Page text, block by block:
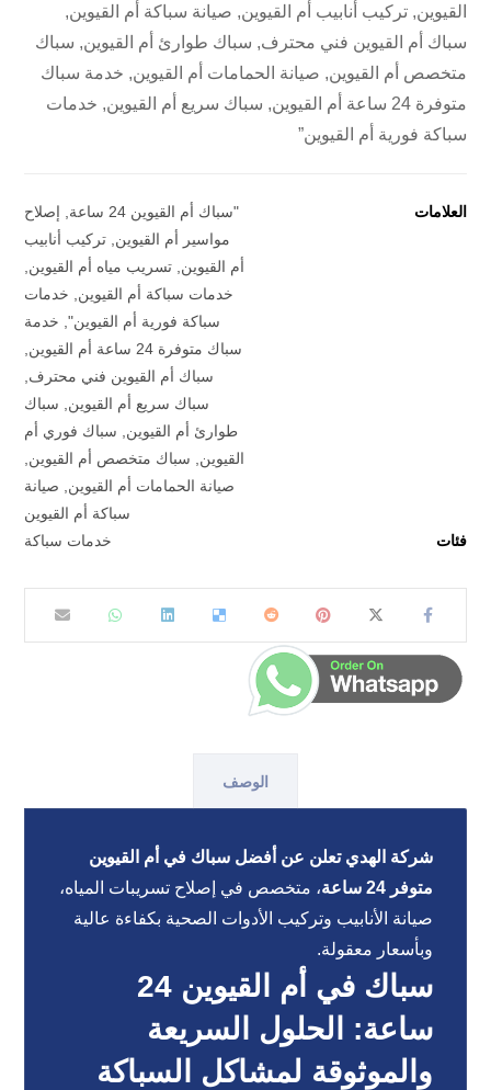
القيوين, تركيب أنابيب أم القيوين, صيانة سباكة أم القيوين,
سباك أم القيوين فني محترف, سباك طوارئ أم القيوين, سباك
متخصص أم القيوين, صيانة الحمامات أم القيوين, خدمة سباك
متوفرة 24 ساعة أم القيوين, سباك سريع أم القيوين, خدمات
سباكة فورية أم القيوين”
العلامات "سباك أم القيوين 24 ساعة
إصلاح
مواسير أم القيوين تركيب أنابيب
أم القيوين تسريب مياه أم القيوين
خدمات سباكة أم القيوين
خدمات
سباكة فورية أم القيوين", خدمة
سباك متوفرة 24 ساعة أم القيوين
سباك أم القيوين فني محترف
سباك سريع أم القيوين
سباك
طوارئ أم القيوين
سباك فوري أم
القيوين
سباك متخصص أم القيوين
صيانة الحمامات أم القيوين
صيانة
سباكة أم القيوين
فئات
خدمات سباكة
الوصف
شركة الهدي تعلن عن أفضل سباك في أم القيوين
متوفر 24 ساعة
، متخصص في إصلاح تسريبات المياه،
صيانة الأنابيب وتركيب الأدوات الصحية بكفاءة عالية
وبأسعار معقولة.
سباك في أم القيوين 24
ساعة: الحلول السريعة
والموثوقة لمشاكل السباكة